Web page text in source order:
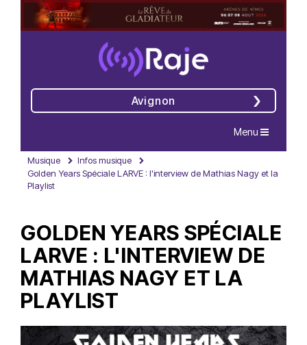
Avignon
Navigation
Menu
Musique
Infos musique
Golden Years Spéciale LARVE : l'interview de Mathias Nagy et la
Playlist
GOLDEN YEARS SPÉCIALE
LARVE : L'INTERVIEW DE
MATHIAS NAGY ET LA
PLAYLIST